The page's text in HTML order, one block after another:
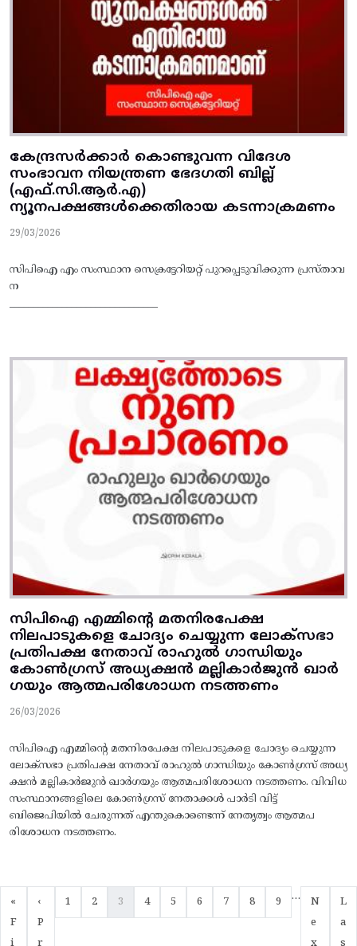
കേന്ദ്രസര്‍ക്കാര്‍ കൊണ്ടുവന്ന വിദേശ
സംഭാവന നിയന്ത്രണ ഭേദഗതി ബില്ല്‌
(എഫ്‌.സി.ആര്‍.എ)
ന്യൂനപക്ഷങ്ങള്‍ക്കെതിരായ കടന്നാക്രമണം
29/03/2026
സിപിഐ എം സംസ്ഥാന സെക്രട്ടേറിയറ്റ് പുറപ്പെടുവിക്കുന്ന പ്രസ്‌താവ
ന
സിപിഐ എമ്മിന്റെ മതനിരപേക്ഷ
നിലപാടുകളെ ചോദ്യം ചെയ്യുന്ന ലോക്സഭാ
പ്രതിപക്ഷ നേതാവ് രാഹുൽ ​ഗാന്ധിയും
കോൺ​ഗ്രസ് അധ്യക്ഷൻ മല്ലികാർജുൻ ഖാർ​
ഗയും ആത്മപരിശോധന നടത്തണം
26/03/2026
സിപിഐ എമ്മിന്റെ മതനിരപേക്ഷ നിലപാടുകളെ ചോദ്യം ചെയ്യുന്ന
ലോക്സഭാ പ്രതിപക്ഷ നേതാവ് രാഹുൽ ​ഗാന്ധിയും കോൺ​ഗ്രസ് അധ്യ
ക്ഷൻ മല്ലികാർജുൻ ഖാർ​ഗയും ആത്മപരിശോധന നടത്തണം. വിവിധ
സംസ്ഥാനങ്ങളിലെ കോൺ​ഗ്രസ് നേതാക്കൾ പാർടി വിട്ട്
ബിജെപിയിൽ ചേരുന്നത് എന്തുകൊണ്ടെന്ന് നേതൃത്വം ആത്മപ
രിശോധന നടത്തണം.
Pagination
First page
«
F
Previous page
‹
P
Page
1 Page
2 Current page
3 Page
4 Page
5 Page
6 Page
7 Page
8 Page
9 … Next
N
e
L
a